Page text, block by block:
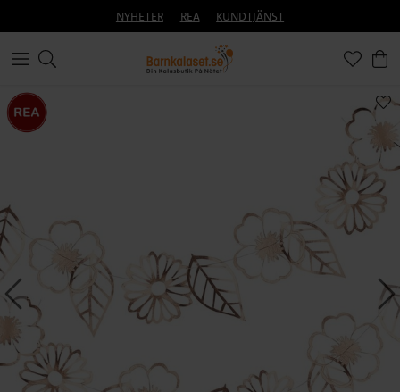
NYHETER REA KUNDTJÄNST